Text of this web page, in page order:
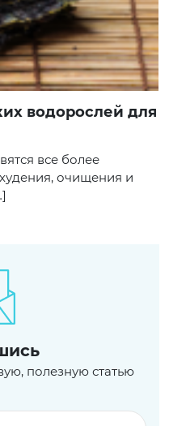
все более
очищения и
полезную статью